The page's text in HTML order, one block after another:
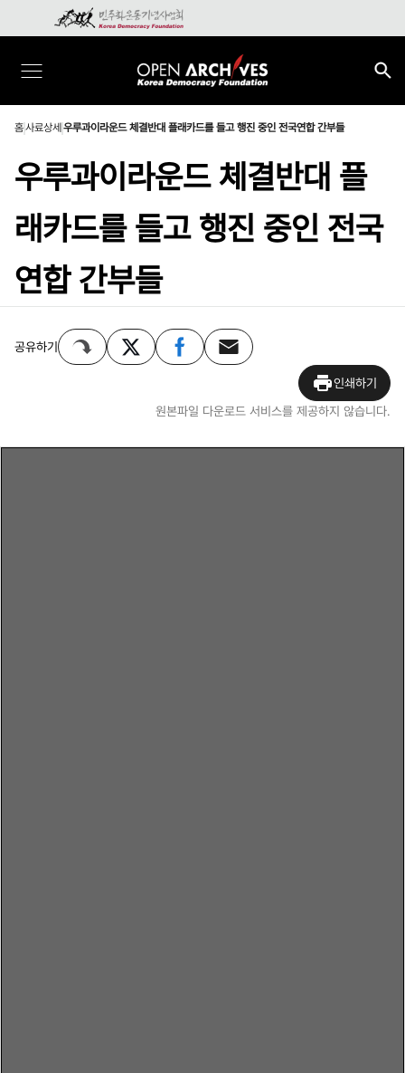
홈사료상세 우루과이라운드 체결반대 플래카드를 들고 행진 중인 전국연합 간부들
우루과이라운드 체결반대 플
래카드를 들고 행진 중인 전국
연합 간부들
공유하기
인쇄하기
원본파일 다운로드 서비스를 제공하지 않습니다.